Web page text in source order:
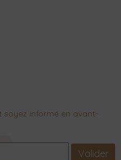
soyez informé en avant-
Valider